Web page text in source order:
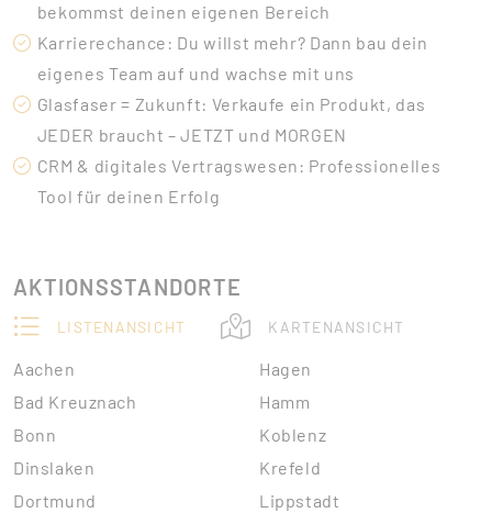
bekommst deinen eigenen Bereich
Karrierechance: Du willst mehr? Dann bau dein
eigenes Team auf und wachse mit uns
Glasfaser = Zukunft: Verkaufe ein Produkt, das
JEDER braucht – JETZT und MORGEN
CRM & digitales Vertragswesen: Professionelles
Tool für deinen Erfolg
AKTIONSSTANDORTE
LISTENANSICHT KARTENANSICHT
Aachen
Bad Kreuznach
Bonn
Dinslaken
Dortmund
Hagen
Hamm
Koblenz
Krefeld
Lippstadt